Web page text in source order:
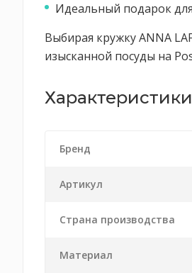
Идеальный подарок
Выбирая кружку ANNA
изысканной посуды на
Характеристики
Бренд
Артикул
Страна производства
Материал